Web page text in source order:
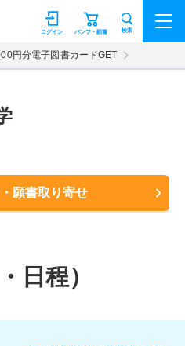
パンフ・願書
ログイン 検索
円分電子図書カードGET
願書取り寄せ
日程）